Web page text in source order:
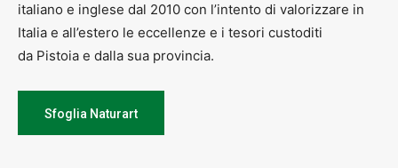
Accademia Musicale della Valdinievole cell. 335 7665083
cameratamusicale@yahoo.it
www.andreamattiello.blogspot.com
italiano e inglese dal 2010 con l’intento di valorizzare in
Italia e all’estero le eccellenze e i tesori custoditi
da Pistoia e dalla sua provincia.
Sfoglia Naturart